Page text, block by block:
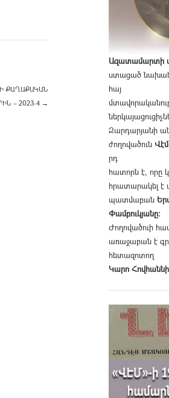
ՔԱՂԱՔԱԿԱՆ
– 2023-4 →
Ազատամարտի
ստացած
հայ
Զարդարյանի
ժողովածուն
րդ
հատորն է, որը
հրատարակել
պատմաբան
Փամբուկյանը։
Ժողովածուի
առաջաբան է
հետազոտող
Կարո